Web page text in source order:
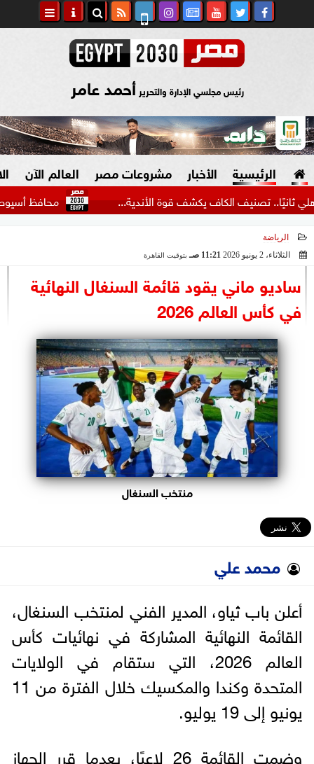
رئيس مجلسي الإدارة والتحرير أحمد عامر
الرئيسية الأخبار
السياسة
الرئاسة
البرلمان
الوزارات
الأحزاب
مشروعات مصر العالم الآن
محافظ أسيوط: إنشاء تصنيف الكاف يكشف قوة الأندية...
الرياضة
الثلاثاء، 2 يونيو 2026
11:21 صـ بتوقيت القاهرة
ساديو ماني يقود قائمة السنغال النهائية
في كأس العالم 2026
منتخب السنغال
محمد علي
أعلن باب ثياو، المدير الفني لمنتخب السنغال،
القائمة النهائية المشاركة في نهائيات كأس
العالم 2026، التي ستقام في الولايات
المتحدة وكندا والمكسيك خلال الفترة من 11
يونيو إلى 19 يوليو.
وضمت القائمة 26 لاعبًا، بعدما قرر الجهاز